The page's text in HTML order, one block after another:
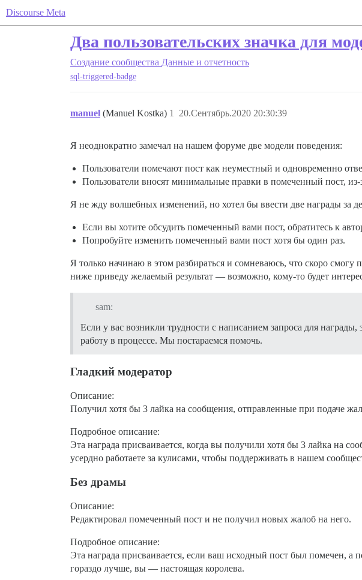
Discourse Meta
Два пользовательских значка для
Создание сообщества Данные и отчетность
sql-triggered-badge
manuel (Manuel Kostka) 20.Сентябрь.2020 20:30:39
1
Я неоднократно замечал на нашем форуме две модели поведения:
Пользователи помечают пост как неуместный и одновременно
Пользователи вносят минимальные правки в помеченный пост, из-
Я не жду волшебных изменений, но хотел бы ввести две награды за
Если вы хотите обсудить помеченный вами пост, обратитесь к
Попробуйте изменить помеченный вами пост хотя бы один раз.
Я только начинаю в этом разбираться и сомневаюсь, что скоро
ниже приведу желаемый результат — возможно, кому-то будет
sam:
Если у вас возникли трудности с написанием запроса для
работу в процессе. Мы постараемся помочь.
Гладкий модератор
Описание:
Получил хотя бы 3 лайка на сообщения, отправленные при подаче
Подробное описание:
Эта награда присваивается, когда вы получили хотя бы 3 лайка на
усердно работаете за кулисами, чтобы поддерживать в нашем
Без драмы
Описание:
Редактировал помеченный пост и не получил новых жалоб на него.
Подробное описание:
Эта награда присваивается, если ваш исходный пост был помечен,
гораздо лучше, вы — настоящая королева.